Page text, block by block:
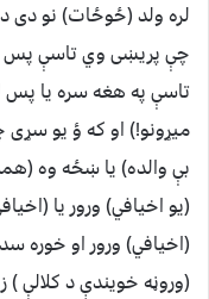
لره ولد (ځوځات) نو دى
چې پريښى وي تاسې
تاسې په هغه سره يا پس
ميړونو!) او که ؤ يو سړى
بې والده) يا ښځه وه
(يو اخيافي) ورور يا
(اخيافي) ورور او خوره
(وروڼه خويندې د کلالې